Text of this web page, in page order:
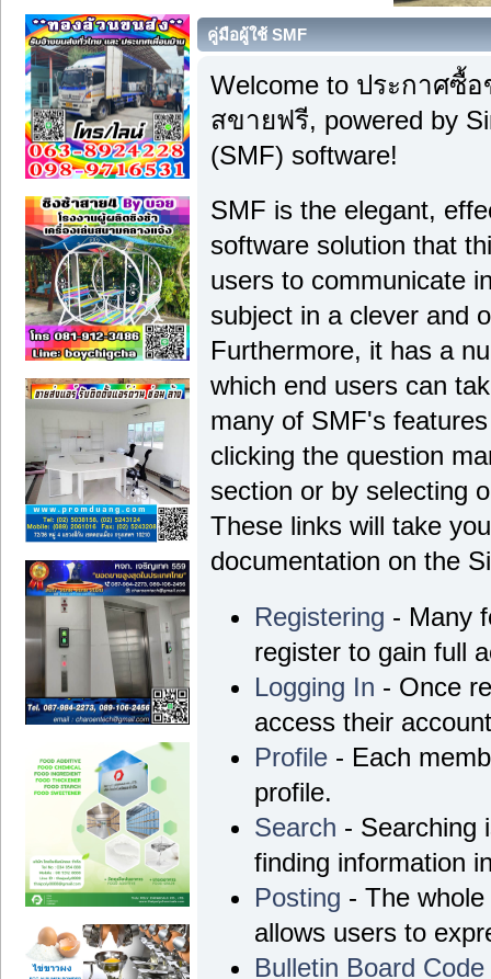
คู่มือผู้ใช้ SMF
Welcome to ประกาศ
สขายฟรี, powered by
(SMF) software!
SMF is the elegant,
software solution that
users to communicate
subject in a clever and
Furthermore, it has a
which end users can
many of SMF's
clicking the question
section or by selecting
These links will take
documentation on the
Registering - Many
register to gain full
Logging In - Once
access their
Profile - Each
profile.
Search - Searching
finding information
Posting - The
allows users to
Bulletin Board